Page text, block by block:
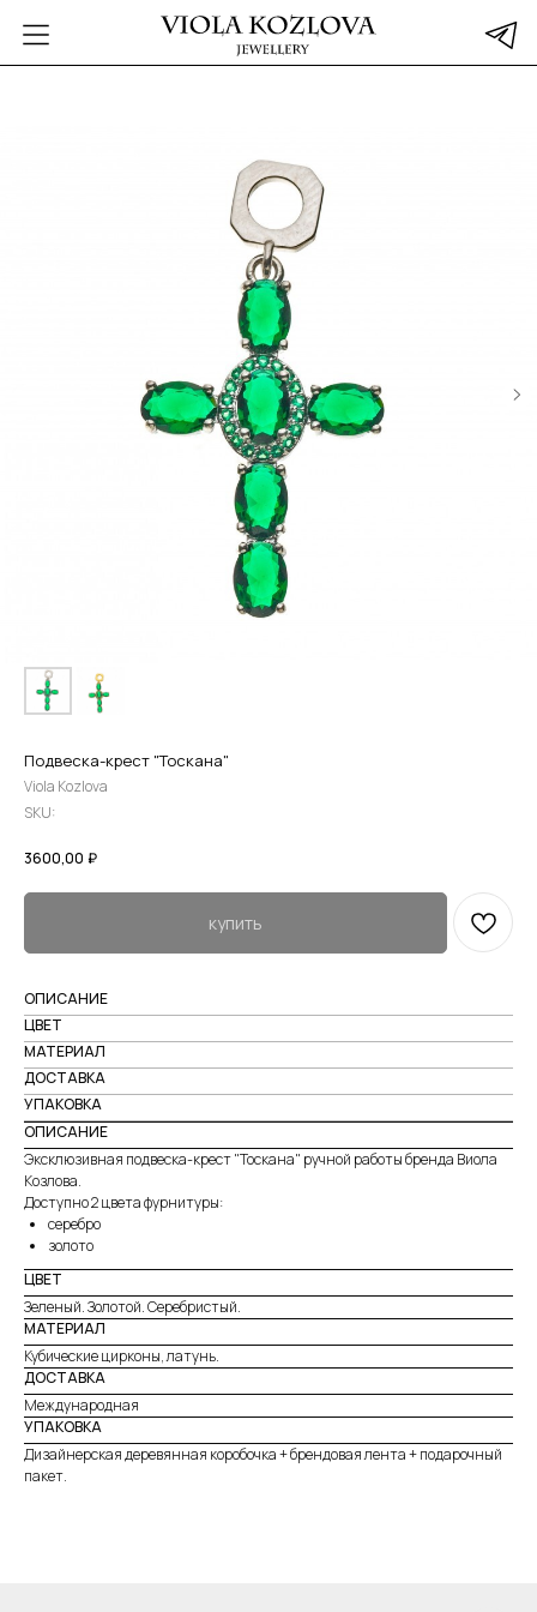
Подвеска-крест "Тоскана"
Viola Kozlova
SKU:
3600,00 ₽
купить
ОПИСАНИЕ
ЦВЕТ
МАТЕРИАЛ
ДОСТАВКА
УПАКОВКА
ОПИСАНИЕ
Эксклюзивная подвеска-крест "Тоскана" ручной работы бренда Виола
Козлова.
Доступно 2 цвета фурнитуры:
серебро
золото
ЦВЕТ
Зеленый. Золотой. Серебристый.
МАТЕРИАЛ
Кубические цирконы, латунь.
ДОСТАВКА
Международная
УПАКОВКА
Дизайнерская деревянная коробочка + брендовая лента + подарочный
пакет.